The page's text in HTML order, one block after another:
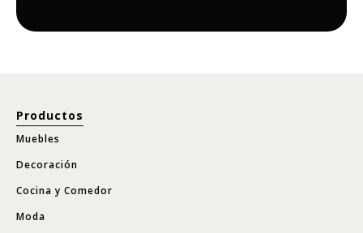
Productos
Muebles
Decoración
Cocina y Comedor
Moda